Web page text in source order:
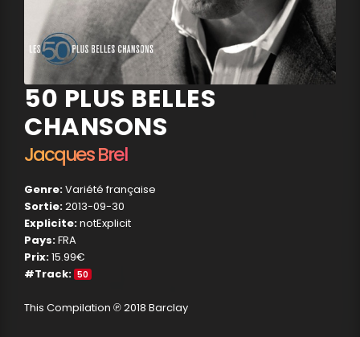
50 PLUS BELLES
CHANSONS
Jacques Brel
Genre:Variété française
Sortie:2013-09-30
Explicite:notExplicit
Pays:FRA
Prix:15.99€
#Track: 50
This Compilation ℗ 2018 Barclay